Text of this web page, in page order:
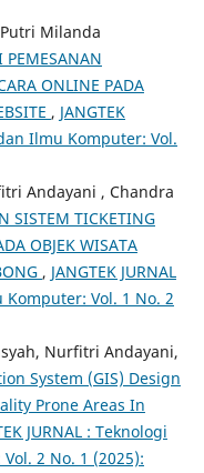
Milanda
PEMESANAN
ONLINE PADA
, JANGTEK
Ilmu Komputer: Vol.
Andayani , Chandra
SISTEM TICKETING
OBJEK WISATA
, JANGTEK JURNAL
Vol. 1 No. 2
Nurfitri Andayani,
System (GIS) Design
Prone Areas In
JURNAL : Teknologi
2 No. 1 (2025):